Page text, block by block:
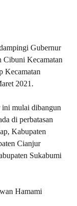
Gubernur
Cibuni Kecamatan
Kecamatan
2021.
ini mulai dibangun
di perbatasan
Kabupaten
Cianjur
Sukabumi
Hamami